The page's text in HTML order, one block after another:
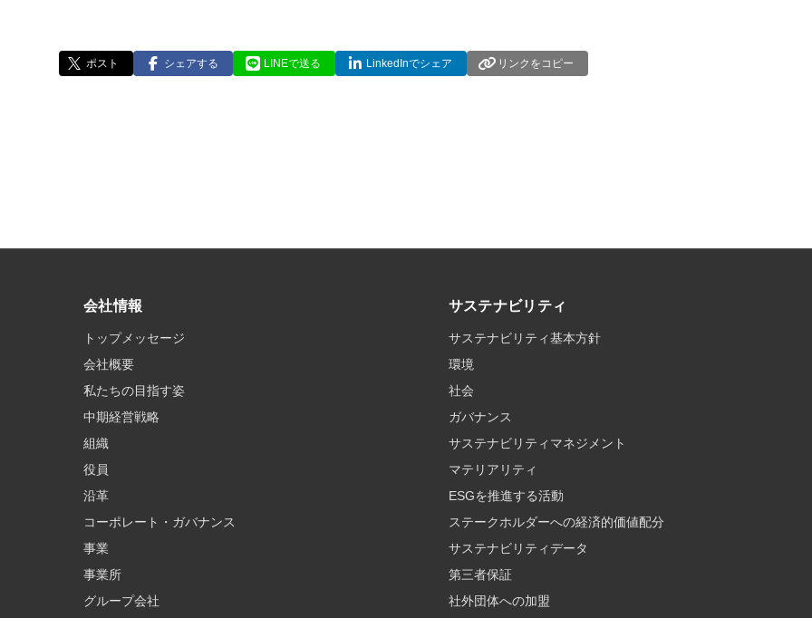
ポスト シェアする LINEで送る LinkedInでシェア リンクをコピー
会社情報
トップメッセージ
会社概要
私たちの目指す姿
中期経営戦略
組織
役員
沿革
コーポレート・ガバナンス
事業
事業所
グループ会社
サステナビリティ
サステナビリティ基本方針
環境
社会
ガバナンス
サステナビリティマネジメント
マテリアリティ
ESGを推進する活動
ステークホルダーへの経済的価値配分
サステナビリティデータ
第三者保証
社外団体への加盟